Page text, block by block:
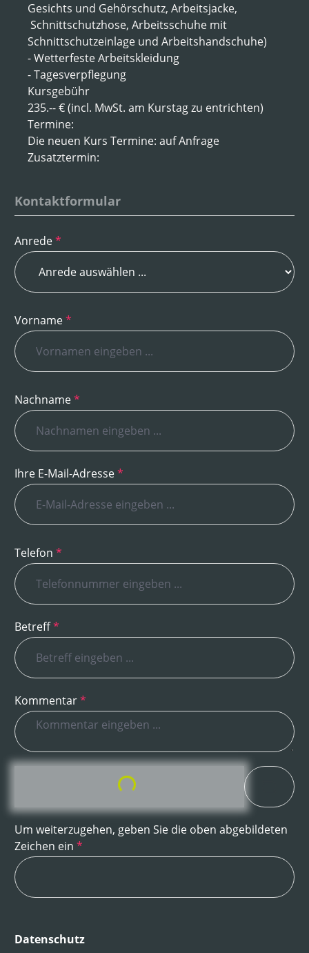
Gesichts und Gehörschutz, Arbeitsjacke,
Schnittschutzhose, Arbeitsschuhe mit
Schnittschutzeinlage und Arbeitshandschuhe)
- Wetterfeste Arbeitskleidung
- Tagesverpflegung
Kursgebühr
235.-- € (incl. MwSt. am Kurstag zu entrichten)
Termine:
Die neuen Kurs Termine: auf Anfrage
Zusatztermin:
Kontaktformular
Anrede*
Vorname*
Nachname*
Ihre E-Mail-Adresse*
Telefon *
Betreff*
Kommentar*
Loading...
Um weiterzugehen, geben Sie die oben abgebildeten
Zeichen ein *
Datenschutz